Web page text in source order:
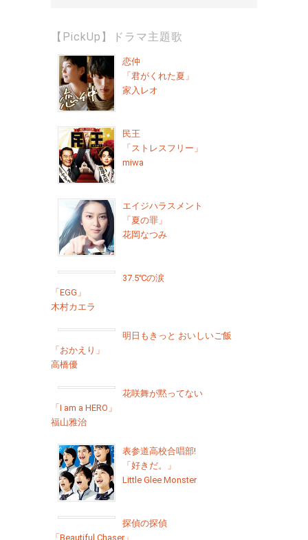
【PickUp】ドラマ主題歌
恋仲
「君がくれた夏」
家入レオ
民王
「ストレスフリー」
miwa
エイジハラスメント
「夏の罪」
花岡なつみ
37.5℃の涙
「EGG」
木村カエラ
明日もきっと おいしいご飯
「おかえり」
高橋優
花咲舞が黙ってない
「I am a HERO」
福山雅治
表参道高校合唱部!
「好きだ。」
Little Glee Monster
探偵の探偵
「Beautiful Chaser」